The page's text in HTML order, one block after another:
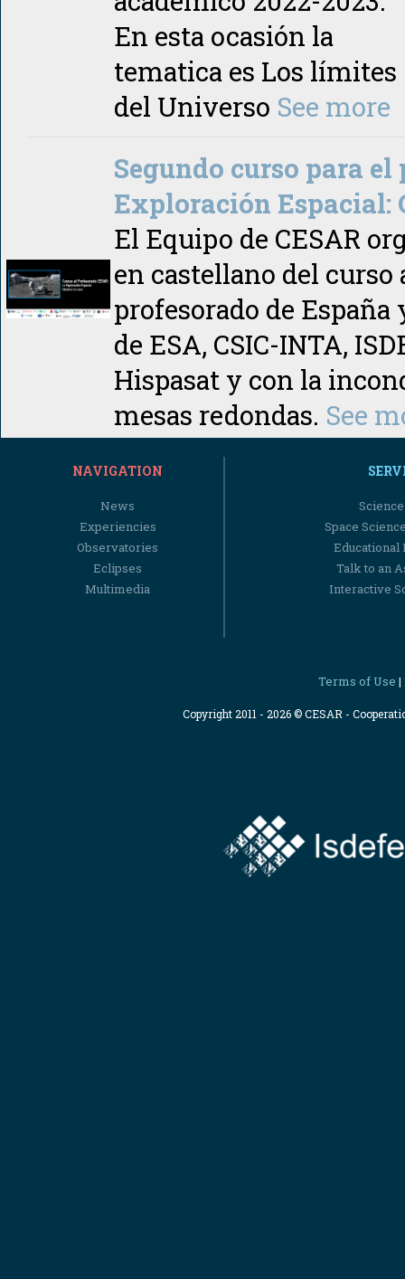
En esta ocasión la
tematica es Los límites
del Universo See more
Segundo curso para
Exploración Espacial:
El Equipo de CESAR
en castellano del curso
profesorado de
de ESA, CSIC-INTA,
Hispasat y con la
mesas redondas. See
NAVIGATION
News
Experiencies
Observatories
Eclipses
Multimedia
Space
Educational
Talk to an
Interactive
Terms of Use |
Copyright 2011 - 2026 © CESAR -